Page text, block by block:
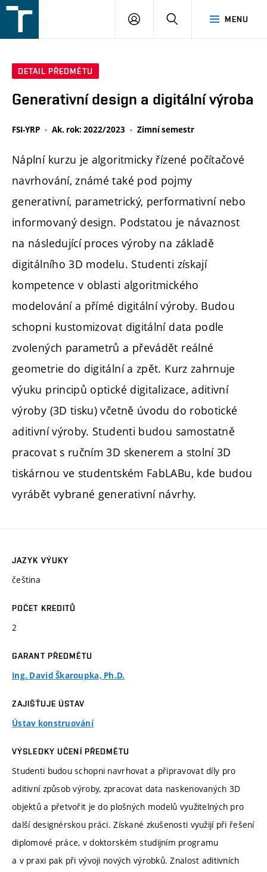
v
MENU
PŘIHLÁŠENÍ
DETAIL PŘEDMĚTU
Generativní design a digitální výroba
FSI-YRP Ak. rok: 2022/2023 Zimní semestr
Náplní kurzu je algoritmicky řízené počítačové
navrhování, známé také pod pojmy
generativní, parametrický, performativní nebo
informovaný design. Podstatou je návaznost
na následující proces výroby na základě
digitálního 3D modelu. Studenti získají
kompetence v oblasti algoritmického
modelování a přímé digitální výroby. Budou
schopni kustomizovat digitální data podle
zvolených parametrů a převádět reálné
geometrie do digitální a zpět. Kurz zahrnuje
výuku principů optické digitalizace, aditivní
výroby (3D tisku) včetně úvodu do robotické
aditivní výroby. Studenti budou samostatně
pracovat s ručním 3D skenerem a stolní 3D
tiskárnou ve studentském FabLABu, kde budou
vyrábět vybrané generativní návrhy.
JAZYK VÝUKY
čeština
POČET KREDITŮ
2
GARANT PŘEDMĚTU
Ing. David Škaroupka, Ph.D.
ZAJIŠŤUJE ÚSTAV
Ústav konstruování
VÝSLEDKY UČENÍ PŘEDMĚTU
Studenti budou schopni navrhovat a připravovat díly pro
aditivní způsob výroby, zpracovat data naskenovaných 3D
objektů a přetvořit je do plošných modelů využitelných pro
další designérskou práci. Získané zkušenosti využijí při řešení
diplomové práce, v doktorském studijním programu
a v praxi pak při vývoji nových výrobků. Znalost aditivních